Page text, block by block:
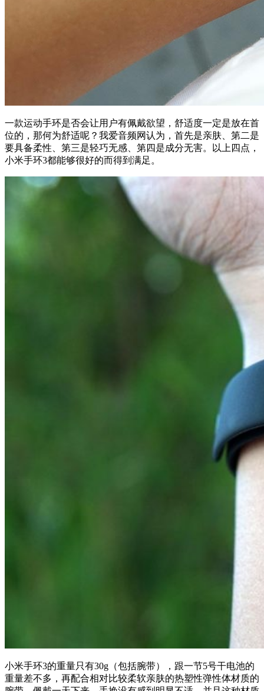
一款运动手环是否会让用户有佩戴欲望，舒适度一定是放在首
位的，那何为舒适呢？我爱音频网认为，首先是亲肤、第二是
要具备柔性、第三是轻巧无感、第四是成分无害。以上四点，
小米手环3都能够很好的而得到满足。
小米手环3的重量只有30g（包括腕带），跟一节5号干电池的
重量差不多，再配合相对比较柔软亲肤的热塑性弹性体材质的